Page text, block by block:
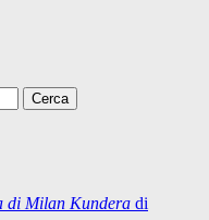
di Milan Kundera di